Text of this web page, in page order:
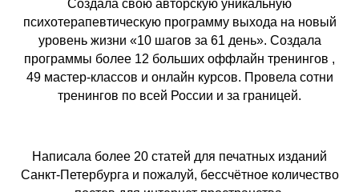
Создала свою авторскую уникальную
психотерапевтическую программу выхода на новый
уровень жизни «10 шагов за 61 день». Создала
программы более 12 больших оффлайн тренингов ,
49 мастер-классов и онлайн курсов. Провела сотни
тренингов по всей России и за границей.
Написала более 20 статей для печатных изданий
Санкт-Петербурга и пожалуй, бессчётное количество